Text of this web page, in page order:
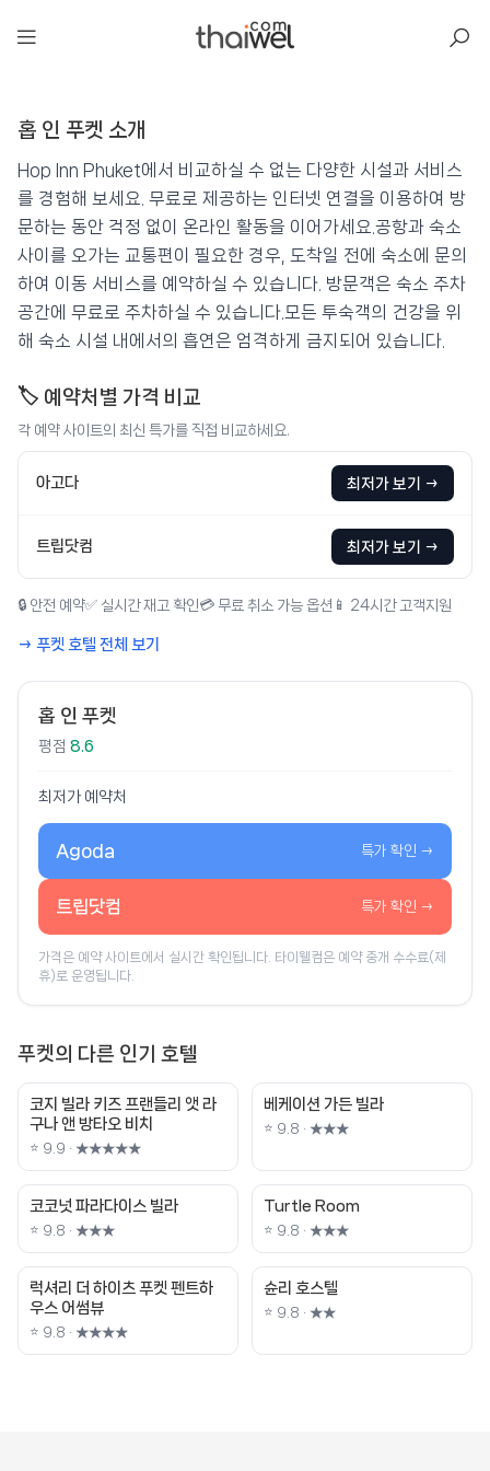
홉 인 푸켓
📍 푸켓★★ ⭐ 8.6
💰 최저가 확인 · 예약하기
홉 인 푸켓 소개
Hop Inn Phuket에서 비교하실 수 없는 다양한 시설과 서비스
를 경험해 보세요. 무료로 제공하는 인터넷 연결을 이용하여 방
문하는 동안 걱정 없이 온라인 활동을 이어가세요.공항과 숙소
사이를 오가는 교통편이 필요한 경우, 도착일 전에 숙소에 문의
하여 이동 서비스를 예약하실 수 있습니다. 방문객은 숙소 주차
공간에 무료로 주차하실 수 있습니다.모든 투숙객의 건강을 위
해 숙소 시설 내에서의 흡연은 엄격하게 금지되어 있습니다.
🏷️ 예약처별 가격 비교
각 예약 사이트의 최신 특가를 직접 비교하세요.
아고다 최저가 보기 →
트립닷컴 최저가 보기 →
🔒 안전 예약✅ 실시간 재고 확인 💳 무료 취소 가능 옵션 📱 24시간 고객지원
→ 푸켓 호텔 전체 보기
홉 인 푸켓
평점 8.6
최저가 예약처
Agoda 특가 확인 →
트립닷컴 특가 확인 →
가격은 예약 사이트에서 실시간 확인됩니다. 타이웰컴은 예약 중개 수수료(제
휴)로 운영됩니다.
푸켓의 다른 인기 호텔
코지 빌라 키즈 프랜들리 앳 라
구나 앤 방타오 비치
⭐ 9.9 · ★★★★★
베케이션 가든 빌라
⭐ 9.8 · ★★★
코코넛 파라다이스 빌라
⭐ 9.8 · ★★★
Turtle Room
⭐ 9.8 · ★★★
럭셔리 더 하이츠 푸켓 펜트하
우스 어썸뷰
⭐ 9.8 · ★★★★
슌리 호스텔
⭐ 9.8 · ★★